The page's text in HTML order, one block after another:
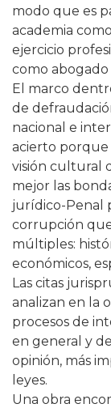
modo que es
academia
ejercicio
como
El marco
de
nacional e
acierto porque
visión cultural
mejor las
jurídico-Penal
corrupción
múltiples:
económicos,
Las citas
analizan en la
procesos de
en general y
opinión, más
leyes.
Una obra